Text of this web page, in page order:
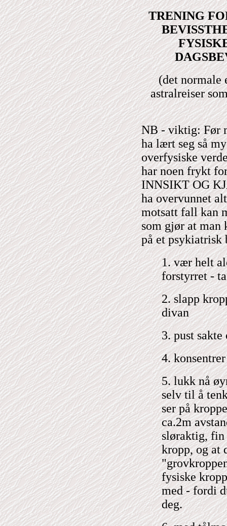
TRENING
(det normale
astralreiser
NB - viktig: Før
ha lært seg så
overfysiske
har noen frykt
INNSIKT OG
ha overvunnet
motsatt fall kan
som gjør at man
på et psykiatrisk
1. vær helt
forstyrret -
2. slapp
divan
3. pust sakte
4.
5. lukk nå
selv til å
ser på
ca.2m
sløraktig, fin
kropp, og at
fysiske
med - fordi
deg.